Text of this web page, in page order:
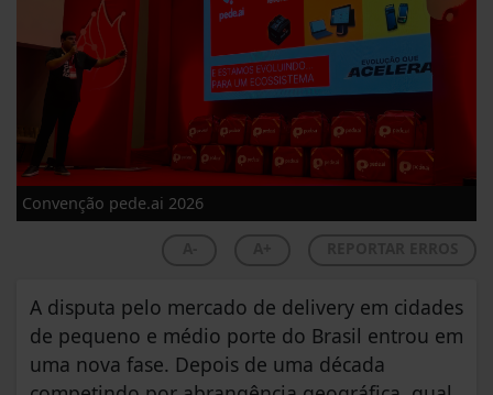
Convenção pede.ai 2026
A disputa pelo mercado de delivery em cidades
de pequeno e médio porte do Brasil entrou em
uma nova fase. Depois de uma década